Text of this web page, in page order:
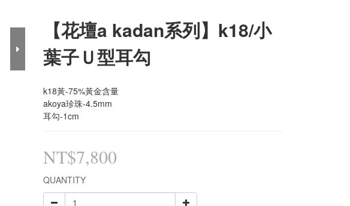
【花壇a kadan系列】k18/小
葉子Ｕ型耳勾
k18黃-75%黃金含量
akoya珍珠-4.5mm
耳勾-1cm
NT$7,800
QUANTITY